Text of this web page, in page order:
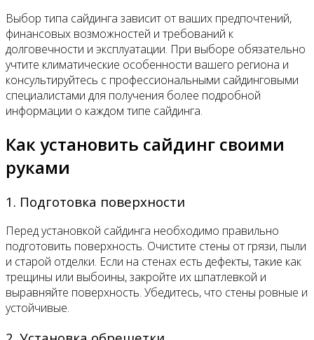
Выбор типа сайдинга зависит от ваших предпочтений,
финансовых возможностей и требований к
долговечности и эксплуатации. При выборе обязательно
учтите климатические особенности вашего региона и
консультируйтесь с профессиональными сайдинговыми
специалистами для получения более подробной
информации о каждом типе сайдинга.
Как установить сайдинг своими
руками
1. Подготовка поверхности
Перед установкой сайдинга необходимо правильно
подготовить поверхность. Очистите стены от грязи, пыли
и старой отделки. Если на стенах есть дефекты, такие как
трещины или выбоины, закройте их шпатлевкой и
выравняйте поверхность. Убедитесь, что стены ровные и
устойчивые.